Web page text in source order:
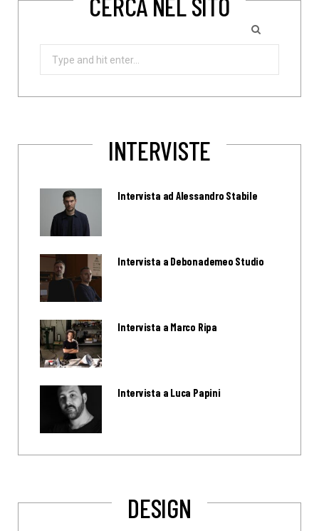
INTERVISTE
Intervista ad Alessandro Stabile
Intervista a Debonademeo Studio
Intervista a Marco Ripa
Intervista a Luca Papini
DESIGN